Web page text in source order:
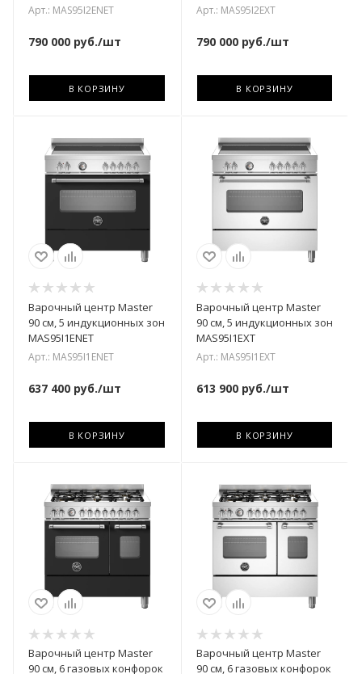
Арт.: MAS95I2ENET
790 000 руб./шт
В КОРЗИНУ
Арт.: MAS95I2EXT
790 000руб./шт
В КОРЗИНУ
Варочный центр Master
90 см, 5 индукционных зон
MAS95I1ENET
Арт.: MAS95I1ENET
637 400 руб./шт
В КОРЗИНУ
Варочный центр Master
90 см, 5 индукционных зон
MAS95I1EXT
Арт.: MAS95I1EXT
613 900руб./шт
В КОРЗИНУ
Варочный центр Master
90 см, 6 газовых конфорок
Варочный центр Master
90 см, 6 газовых конфорок